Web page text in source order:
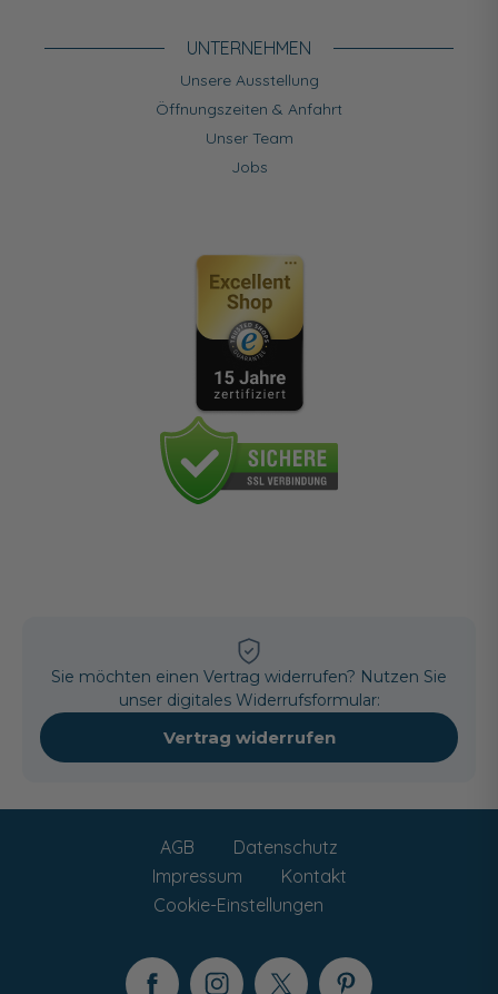
UNTERNEHMEN
Unsere Ausstellung
Öffnungszeiten & Anfahrt
Unser Team
Jobs
Sie möchten einen Vertrag widerrufen? Nutzen Sie
unser digitales Widerrufsformular:
Vertrag widerrufen
AGB
Datenschutz
Impressum
Kontakt
Cookie-Einstellungen